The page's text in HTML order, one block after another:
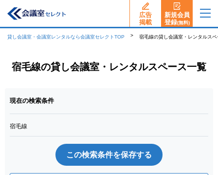
広告
揭載
新規会員
登録(無料)
貸し会議室・会議室レンタルなら会議室セレクトTOP 宿毛線の貸し会議室・レンタルス
宿毛線の貸し会議室・レンタルスペース一覧
現在の検索条件
宿毛線
この検索条件を保存する